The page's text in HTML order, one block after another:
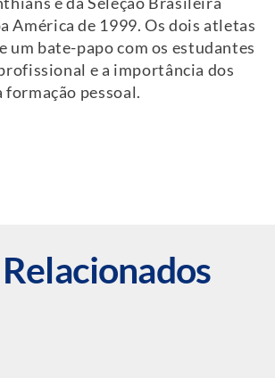
América de 1999. Os dois atletas
um bate-papo com os estudantes
e a importância dos
formação pessoal.